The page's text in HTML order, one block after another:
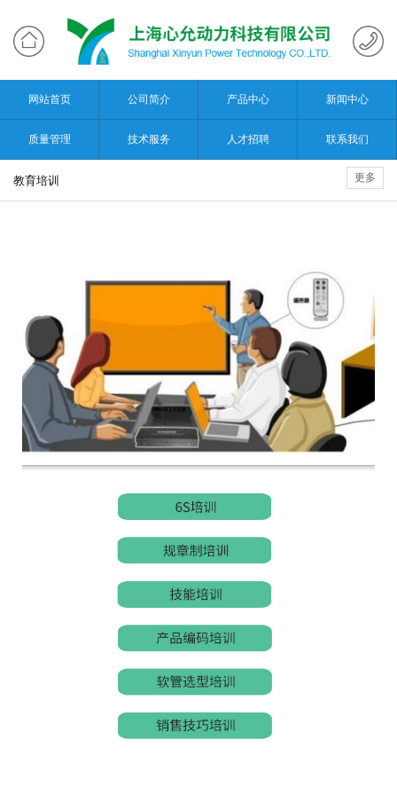
网站首页 公司简介 产品中心 新闻中心
质量管理 技术服务 人才招聘 联系我们
更多
教育培训